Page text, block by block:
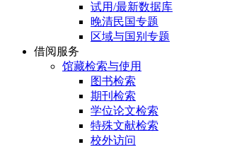
试用/最新数据库
晚清民国专题
区域与国别专题
借阅服务
馆藏检索与使用
图书检索
期刊检索
学位论文检索
特殊文献检索
校外访问